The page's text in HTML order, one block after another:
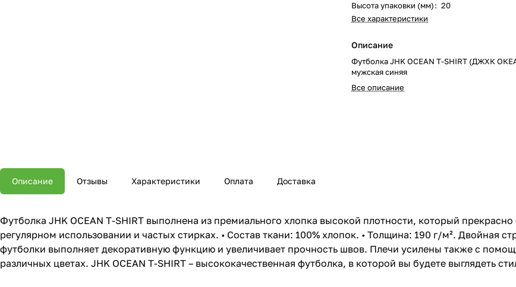
Высота упаковки (мм): 20
Все характеристики
Описание
Футболка JHK OCEAN T-SHIRT (ДЖХК
мужская синяя
Все описание
Описание Отзывы Характеристики Оплата Доставка
Футболка JHK OCEAN T-SHIRT выполнена из премиального хлопка высокой плотности, который
регулярном использовании и частых стирках. • Состав ткани: 100% хлопок. • Толщина: 190 г/м². Двойная
футболки выполняет декоративную функцию и увеличивает прочность швов. Плечи усилены также с
различных цветах. JHK OCEAN T-SHIRT – высококачественная футболка, в которой вы будете выглядеть